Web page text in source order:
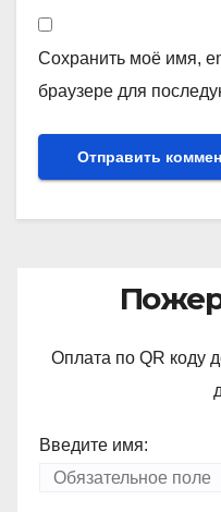
Сохранить моё имя,
браузере для
Оплата по QR коду
Введите имя: